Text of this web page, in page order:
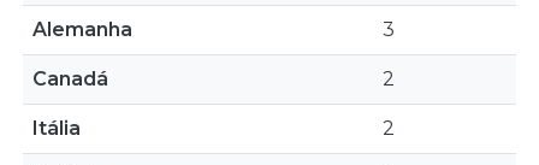
Alemanha 3
Canadá 2
Itália 2